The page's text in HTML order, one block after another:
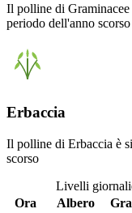
Il polline di Graminacee
periodo dell'anno scorso
Erbaccia
Il polline di Erbaccia è
scorso
Livelli
Ora
Albero